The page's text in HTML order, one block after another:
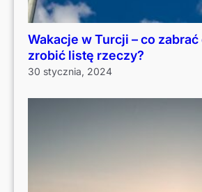
Wakacje w Turcji – co
zrobić listę rzeczy?
30 stycznia, 2024